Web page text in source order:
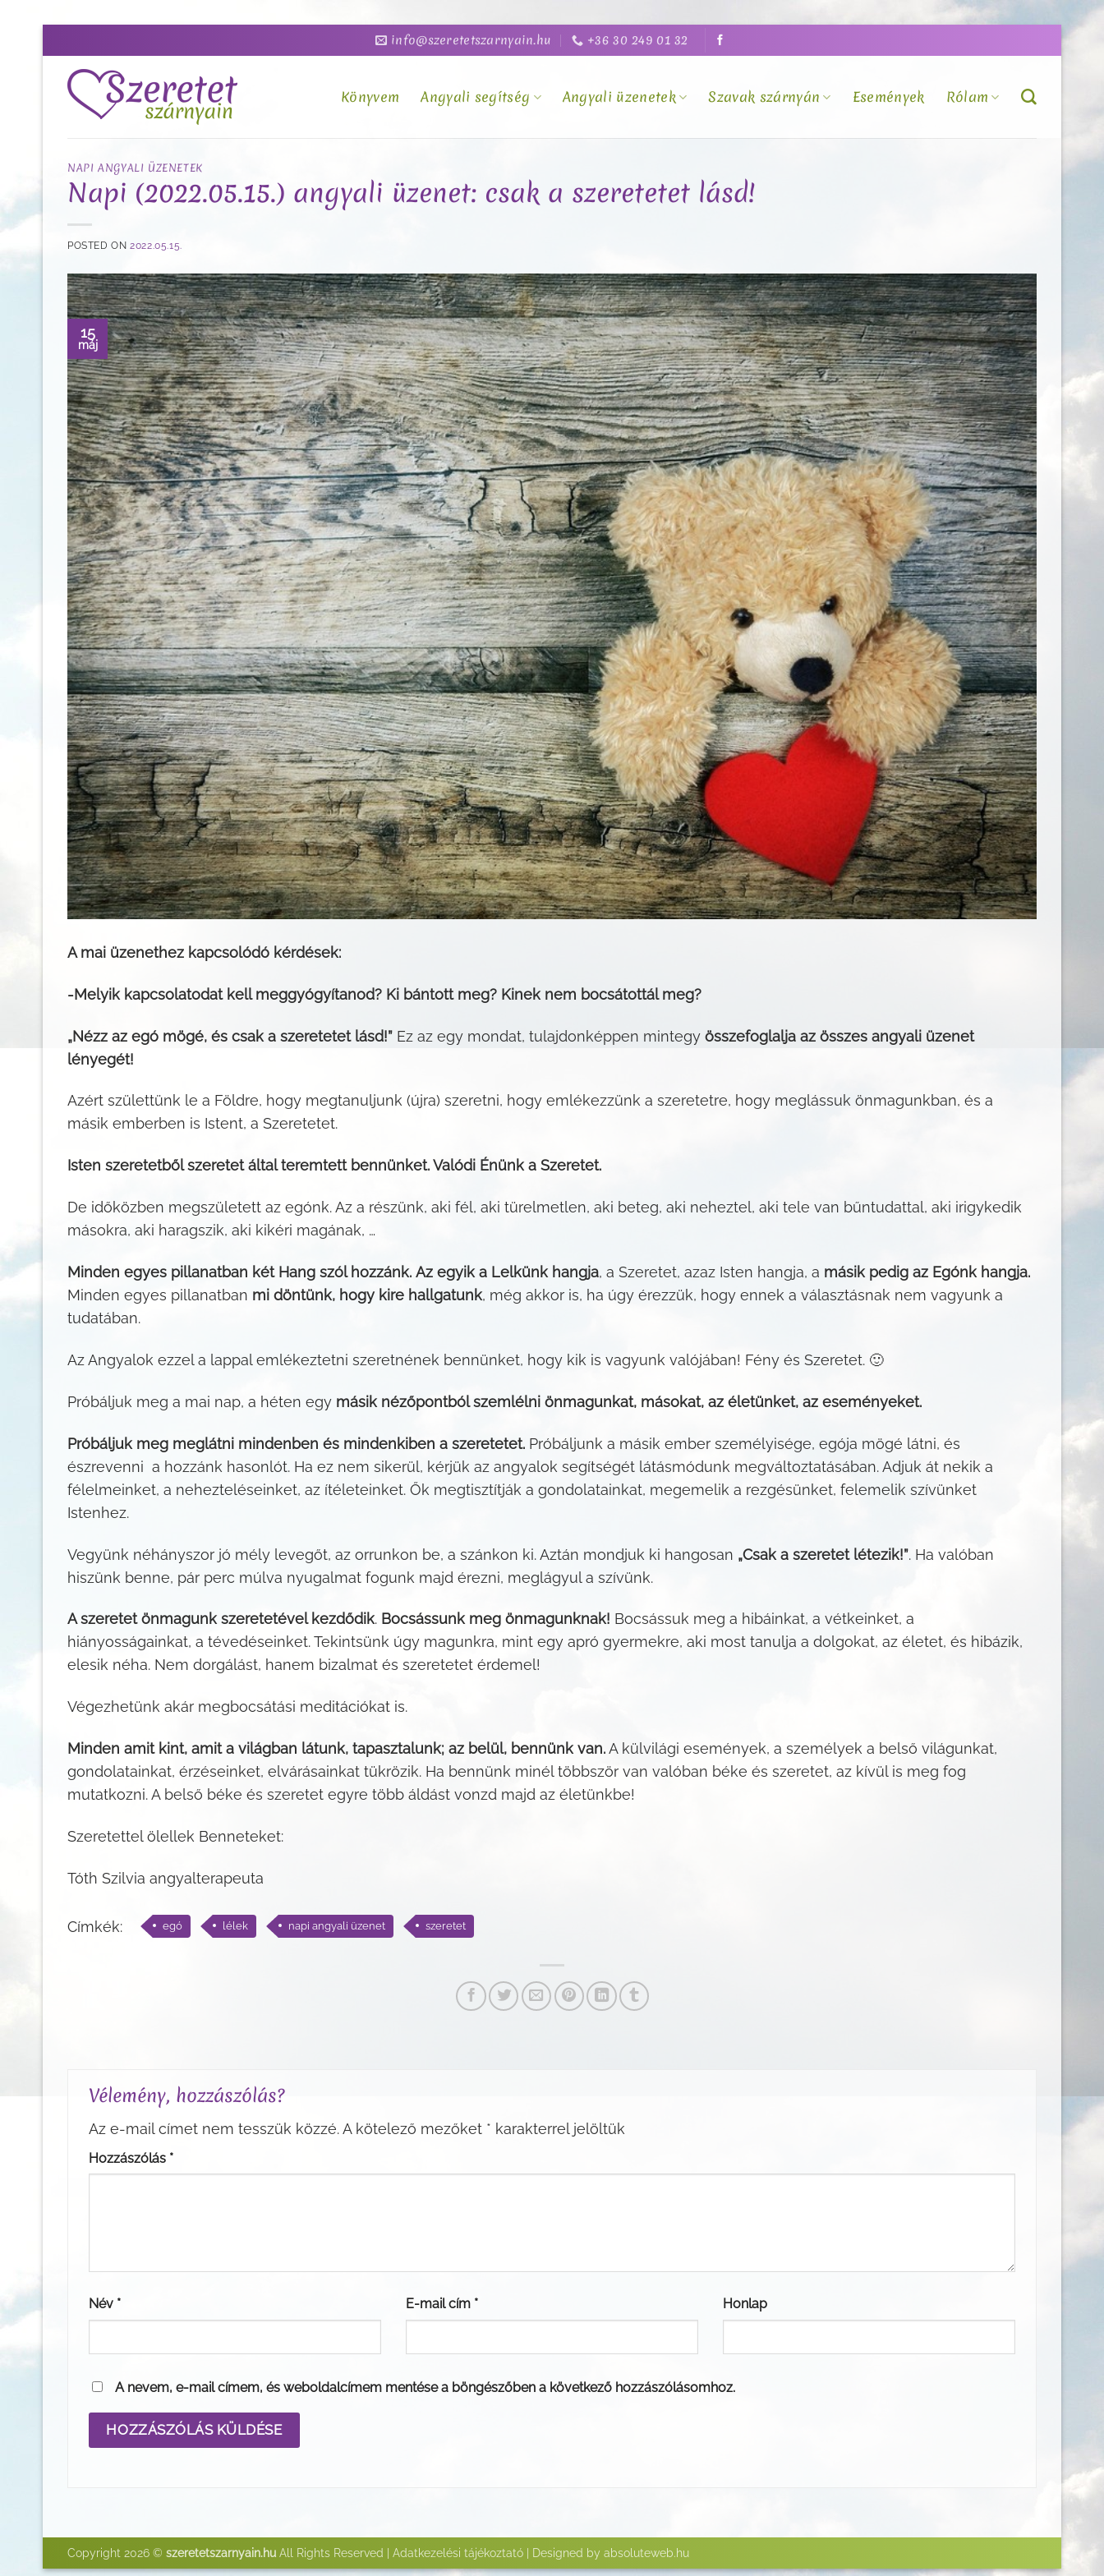
to
content
info@szeretetszarnyain.hu +36 30 249 01 32
Könyvem Angyali segítség Angyali üzenetek Szavak szárnyán Események Rólam
NAPI ANGYALI ÜZENETEK
Napi (2022.05.15.) angyali üzenet: csak a szeretetet lásd!
POSTED ON2022.05.15.
15
máj
A mai üzenethez kapcsolódó kérdések:
-Melyik kapcsolatodat kell meggyógyítanod? Ki bántott meg? Kinek nem bocsátottál meg?
„Nézz az egó mögé, és csak a szeretetet lásd!” Ez az egy mondat, tulajdonképpen mintegy összefoglalja az összes angyali üzenet
lényegét!
Azért születtünk le a Földre, hogy megtanuljunk (újra) szeretni, hogy emlékezzünk a szeretetre, hogy meglássuk önmagunkban, és a
másik emberben is Istent, a Szeretetet.
Isten szeretetből szeretet által teremtett bennünket. Valódi Énünk a Szeretet.
De időközben megszületett az egónk. Az a részünk, aki fél, aki türelmetlen, aki beteg, aki neheztel, aki tele van bűntudattal, aki irigykedik
másokra, aki haragszik, aki kikéri magának, …
Minden egyes pillanatban két Hang szól hozzánk. Az egyik a Lelkünk hangja, a Szeretet, azaz Isten hangja, a másik pedig az Egónk hangja.
Minden egyes pillanatban mi döntünk, hogy kire hallgatunk, még akkor is, ha úgy érezzük, hogy ennek a választásnak nem vagyunk a
tudatában.
Az Angyalok ezzel a lappal emlékeztetni szeretnének bennünket, hogy kik is vagyunk valójában! Fény és Szeretet. 🙂
Próbáljuk meg a mai nap, a héten egy másik nézőpontból szemlélni önmagunkat, másokat, az életünket, az eseményeket.
Próbáljuk meg meglátni mindenben és mindenkiben a szeretetet. Próbáljunk a másik ember személyisége, egója mögé látni, és
észrevenni a hozzánk hasonlót. Ha ez nem sikerül, kérjük az angyalok segítségét látásmódunk megváltoztatásában. Adjuk át nekik a
félelmeinket, a nehezteléseinket, az ítéleteinket. Ők megtisztítják a gondolatainkat, megemelik a rezgésünket, felemelik szívünket
Istenhez.
Vegyünk néhányszor jó mély levegőt, az orrunkon be, a szánkon ki. Aztán mondjuk ki hangosan „Csak a szeretet létezik!”. Ha valóban
hiszünk benne, pár perc múlva nyugalmat fogunk majd érezni, meglágyul a szívünk.
A szeretet önmagunk szeretetével kezdődik. Bocsássunk meg önmagunknak! Bocsássuk meg a hibáinkat, a vétkeinket, a
hiányosságainkat, a tévedéseinket. Tekintsünk úgy magunkra, mint egy apró gyermekre, aki most tanulja a dolgokat, az életet, és hibázik,
elesik néha. Nem dorgálást, hanem bizalmat és szeretetet érdemel!
Végezhetünk akár megbocsátási meditációkat is.
Minden amit kint, amit a világban látunk, tapasztalunk; az belül, bennünk van.A külvilági események, a személyek a belső világunkat,
gondolatainkat, érzéseinket, elvárásainkat tükrözik. Ha bennünk minél többször van valóban béke és szeretet, az kívül is meg fog
mutatkozni. A belső béke és szeretet egyre több áldást vonzd majd az életünkbe!
Szeretettel ölellek Benneteket:
Tóth Szilvia angyalterapeuta
Címkék: egó lélek napi angyali üzenet szeretet
Vélemény, hozzászólás?
Az e-mail címet nem tesszük közzé.A kötelező mezőket * karakterrel jelöltük
Hozzászólás *
Név * E-mail cím * Honlap
A nevem, e-mail címem, és weboldalcímem mentése a böngészőben a következő hozzászólásomhoz.
Copyright 2026 © szeretetszarnyain.hu All Rights Reserved | Adatkezelési tájékoztató | Designed by absoluteweb.hu